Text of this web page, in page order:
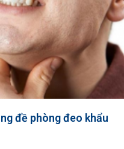
đề phòng đeo khẩu